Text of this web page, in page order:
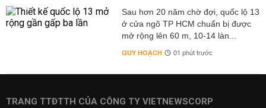
Sau hơn 20 năm chờ đợi, quốc lộ 13
ở cửa ngõ TP HCM chuẩn bị được
mở rộng lên 60 m, 10-14 làn...
QUY HOẠCH 01 phút trước
TRANG TTĐTTH CỦA CÔNG TY VIETNEWSCORP